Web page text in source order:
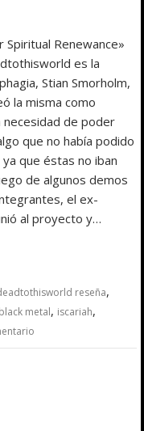
Spiritual Renewance»
es la
Stian Smorholm,
la misma como
de poder
que no había podido
que éstas no iban
de algunos demos
el ex-
al proyecto y…
reseña,
metal, iscariah,